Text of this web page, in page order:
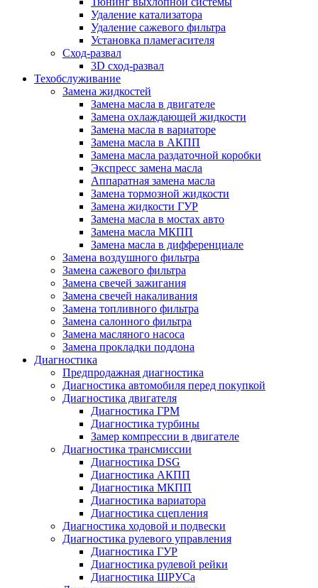
Удаление катализатора
Удаление сажевого фильтра
Установка пламегасителя
Сход-развал
3D сход-развал
Техобслуживание
Замена жидкостей
Замена масла в двигателе
Замена охлаждающей жидкости
Замена масла в вариаторе
Замена масла в АКПП
Замена масла раздаточной коробки
Экспресс замена масла
Аппаратная замена масла
Замена тормозной жидкости
Замена жидкости ГУР
Замена масла в мостах авто
Замена масла МКПП
Замена масла в дифференциале
Замена воздушного фильтра
Замена сажевого фильтра
Замена свечей зажигания
Замена свечей накаливания
Замена топливного фильтра
Замена салонного фильтра
Замена масляного насоса
Замена прокладки поддона
Диагностика
Предпродажная диагностика
Диагностика автомобиля перед покупкой
Диагностика двигателя
Диагностика ГРМ
Диагностика турбины
Замер компрессии в двигателе
Диагностика трансмиссии
Диагностика DSG
Диагностика АКПП
Диагностика МКПП
Диагностика вариатора
Диагностика сцепления
Диагностика ходовой и подвески
Диагностика рулевого управления
Диагностика ГУР
Диагностика рулевой рейки
Диагностика ШРУСа